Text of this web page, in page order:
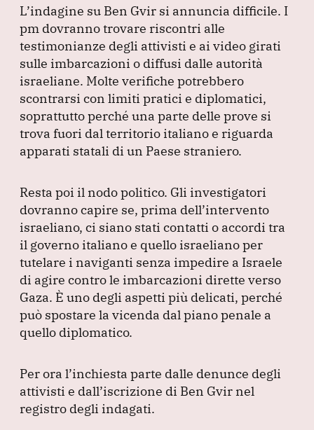
L’indagine su Ben Gvir si annuncia difficile. I
pm dovranno trovare riscontri alle
testimonianze degli attivisti e ai video girati
sulle imbarcazioni o diffusi dalle autorità
israeliane. Molte verifiche potrebbero
scontrarsi con limiti pratici e diplomatici,
soprattutto perché una parte delle prove si
trova fuori dal territorio italiano e riguarda
apparati statali di un Paese straniero.
Resta poi il nodo politico. Gli investigatori
dovranno capire se, prima dell’intervento
israeliano, ci siano stati contatti o accordi tra
il governo italiano e quello israeliano per
tutelare i naviganti senza impedire a Israele
di agire contro le imbarcazioni dirette verso
Gaza. È uno degli aspetti più delicati, perché
può spostare la vicenda dal piano penale a
quello diplomatico.
Per ora l’inchiesta parte dalle denunce degli
attivisti e dall’iscrizione di Ben Gvir nel
registro degli indagati.